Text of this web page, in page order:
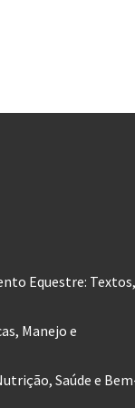
Equestre: Textos,
Manejo e
Saúde e